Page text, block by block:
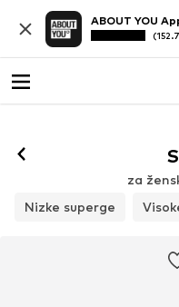
ABOUT YOU
za
Nizke superge